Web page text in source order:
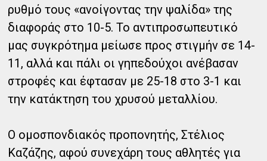
ρυθμό τους «ανοίγοντας την ψαλίδα» της
διαφοράς στο 10-5. Το αντιπροσωπευτικό
μας συγκρότημα μείωσε προς στιγμήν σε 14-
11, αλλά και πάλι οι γηπεδούχοι ανέβασαν
στροφές και έφτασαν με 25-18 στο 3-1 και
την κατάκτηση του χρυσού μεταλλίου.
Ο ομοσπονδιακός προπονητής, Στέλιος
Καζάζης, αφού συνεχάρη τους αθλητές για